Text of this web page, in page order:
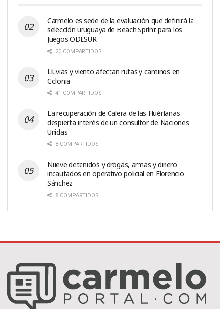
Carmelo es sede de la evaluación que definirá la
selección uruguaya de Beach Sprint para los
Juegos ODESUR
20 COMPARTIDOS
Lluvias y viento afectan rutas y caminos en
Colonia
41 COMPARTIDOS
La recuperación de Calera de las Huérfanas
despierta interés de un consultor de Naciones
Unidas
8 COMPARTIDOS
Nueve detenidos y drogas, armas y dinero
incautados en operativo policial en Florencio
Sánchez
8 COMPARTIDOS